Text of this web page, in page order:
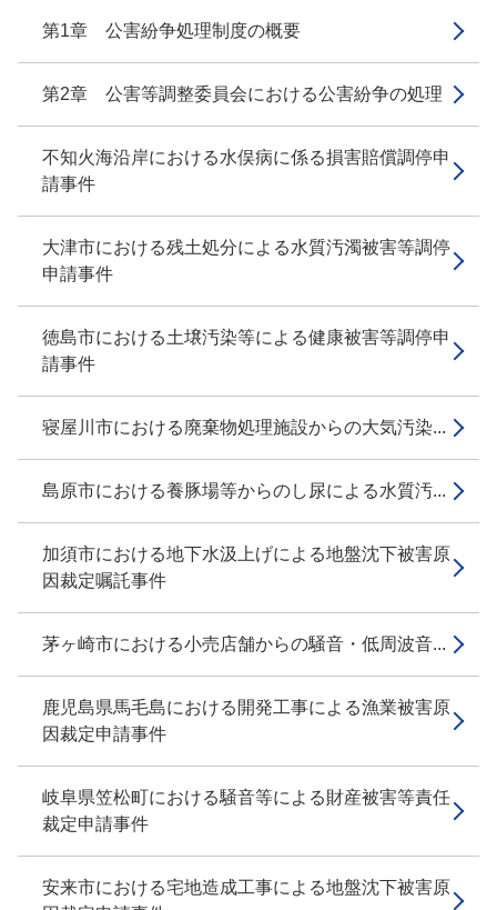
第1章 公害紛争処理制度の概要
第2章 公害等調整委員会における公害紛争の処理
不知火海沿岸における水俣病に係る損害賠償調停申
請事件
大津市における残土処分による水質汚濁被害等調停
申請事件
徳島市における土壌汚染等による健康被害等調停申
請事件
寝屋川市における廃棄物処理施設からの大気汚染...
島原市における養豚場等からのし尿による水質汚...
加須市における地下水汲上げによる地盤沈下被害原
因裁定嘱託事件
茅ヶ崎市における小売店舗からの騒音・低周波音...
鹿児島県馬毛島における開発工事による漁業被害原
因裁定申請事件
岐阜県笠松町における騒音等による財産被害等責任
裁定申請事件
安来市における宅地造成工事による地盤沈下被害原